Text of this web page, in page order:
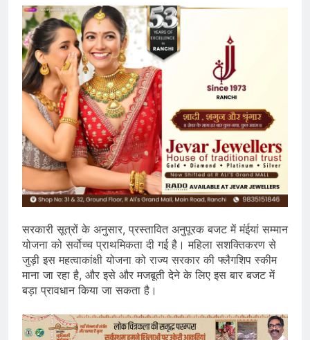
सरकारी सूत्रों के अनुसार, प्रस्तावित अनुपूरक बजट में मंईयां सम्मान
योजना को सर्वोच्च प्राथमिकता दी गई है। महिला सशक्तिकरण से
जुड़ी इस महत्वाकांक्षी योजना को राज्य सरकार की फ्लैगशिप स्कीम
माना जा रहा है, और इसे और मजबूती देने के लिए इस बार बजट में
बड़ा प्रावधान किया जा सकता है।